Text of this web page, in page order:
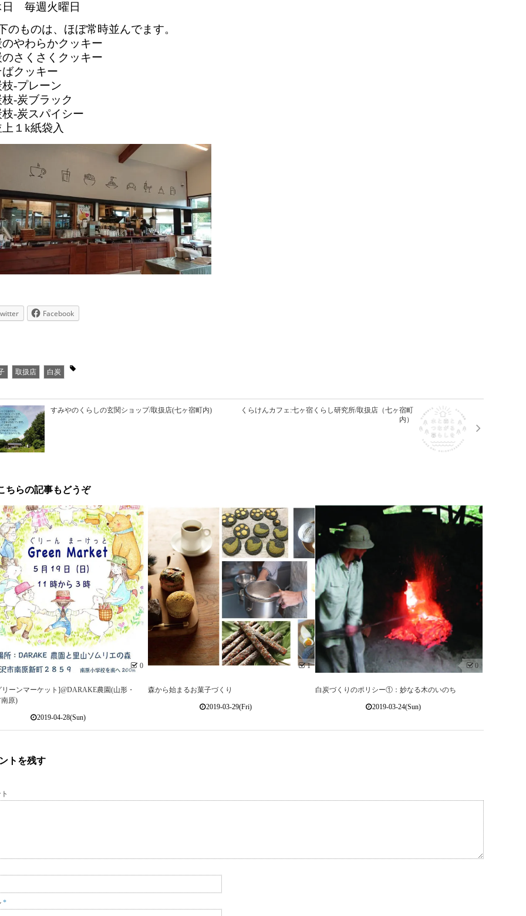
日 毎週火曜日
のものは、ほぼ常時並んでます。
やわらかクッキー
さくさくクッキー
クッキー
-プレーン
-炭ブラック
-炭スパイシー
１k紙袋入
Facebook
取扱店 白炭
すみやのくらしの玄関ショップ/取扱店(七ヶ宿町内)
くらけんカフェ:七ヶ宿くらし研究所/取扱店（七ヶ宿町
内）
ちらの記事もどうぞ
0
リーンマーケット]@DARAKE農園(山形・
原)
2019-04-28(Sun)
1
森から始まるお菓子づくり
2019-03-29(Fri)
0
白炭づくりのポリシー①：妙なる木のいのち
2019-03-24(Sun)
トを残す
*